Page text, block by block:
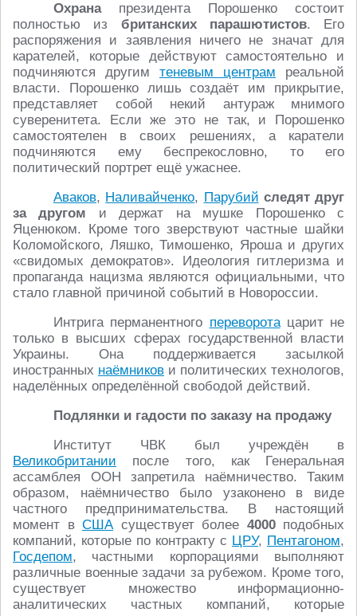
Охранапрезидента Порошенко состоит
полностью из британских парашютистов. Его
распоряжения и заявления ничего не значат для
карателей, которые действуют самостоятельно и
подчиняются другим теневым центрам реальной
власти. Порошенко лишь создаёт им прикрытие,
представляет собой некий антураж мнимого
суверенитета. Если же это не так, и Порошенко
самостоятелен в своих решениях, а каратели
подчиняются ему беспрекословно, то его
политический портрет ещё ужаснее.
Аваков, Наливайченко, Парубий следят друг
за другом и держат на мушке Порошенко с
Яценюком. Кроме того зверствуют частные шайки
Коломойского, Ляшко, Тимошенко, Яроша и других
«свидомых демократов». Идеология гитлеризма и
пропаганда нацизма являются официальными, что
стало главной причиной событий в Новороссии.
Интрига перманентного переворотацарит не
только в высших сферах государственной власти
Украины. Она поддерживается засылкой
иностранных наёмников и политических технологов,
наделённых определённой свободой действий.
Подлянки и гадости по заказу на продажу
Институт ЧВК был учреждён в
Великобритании после того, как Генеральная
ассамблея ООН запретила наёмничество. Таким
образом, наёмничество было узаконено в виде
частного предпринимательства. В настоящий
момент в СШАсуществует более 4000подобных
компаний, которые по контракту с ЦРУ, Пентагоном,
Госдепом, частными корпорациями выполняют
различные военные задачи за рубежом. Кроме того,
существует множество информационно-
аналитических частных компаний, которые